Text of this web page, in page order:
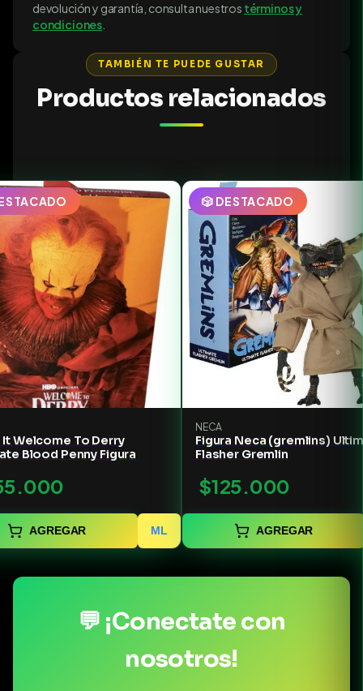
devolución y garantía, consulta nuestros términos y
condiciones
TAMBIÉN TE PUEDE GUSTAR
Productos relacionados
It Welcome To Derry
Blood Penny Figura
AGREGAR ML
🎲 DESTACADO
NECA
Figura Neca (gremlins)
Flasher Gremlin
$125.000
AGREGAR
💬 ¡Conectate con
nosotros!